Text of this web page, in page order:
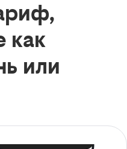
как
или